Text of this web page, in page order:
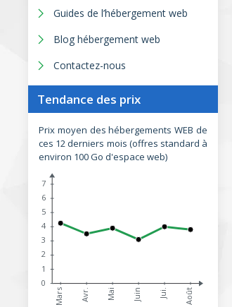
Guides de l’hébergement web
Blog hébergement web
Contactez-nous
Tendance des prix
Prix moyen des hébergements WEB de
ces 12 derniers mois (offres standard à
environ 100 Go d'espace web)
Mars Avr. Mai Juin Jui. Août
0
1
2
3
4
5
6
7